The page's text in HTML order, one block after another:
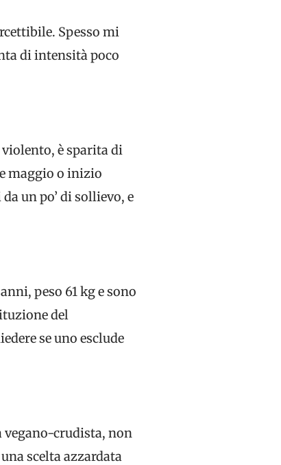
Spesso mi
di intensità poco
è sparita di
maggio o inizio
un po’ di sollievo, e
peso 61 kg e sono
del
se uno esclude
vegano-crudista, non
scelta azzardata